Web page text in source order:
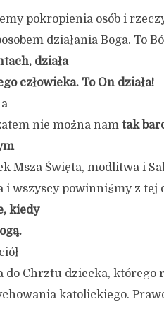
pokropienia osób i
działania Boga. To
działa
człowieka. To On działa!
nie można nam tak
Msza Święta, modlitwa i
i wszyscy powinniśmy z tej
kiedy
Chrztu dziecka, którego
katolickiego.